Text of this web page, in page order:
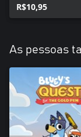
R$10,95
As pessoas